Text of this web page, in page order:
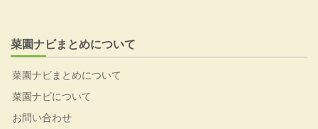
菜園ナビまとめについて
菜園ナビまとめについて
菜園ナビについて
お問い合わせ